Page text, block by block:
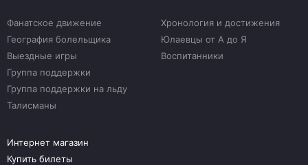
Фанатское движение
География болельщика
Выездные игры
Группа поддержки
Группа поддержки на льду
Талисманы
Хронология и достижения
Юлаевцы от А до Я
Воспитанники
Интернет магазин
Купить билеты